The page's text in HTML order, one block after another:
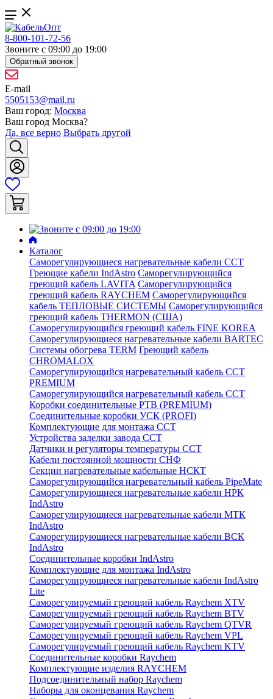
8-800-101-72-56
Звоните с 09:00 до 19:00
Обратный звонок
E-mail
5505153@mail.ru
Ваш город: Москва
Ваш город Москва?
Да, все верно Выбрать другой
Каталог
Саморегулирующиеся нагревательные кабели ССТ
Греющие кабели IndAstro Саморегулирующийся
греющий кабель LAVITA Саморегулирующийся
греющий кабель RAYCHEM Саморегулирующийся
кабель ТЕПЛОВЫЕ СИСТЕМЫ Саморегулирующийся
греющий кабель THERMON (США)
Саморегулирующийся греющий кабель FINE KOREA
Саморегулирующиеся нагревательные кабели BARTEC
Системы обогрева TERM Греющий кабель
CHROMALOX
Саморегулирующийся нагревательный кабель ССТ
PREMIUM
Саморегулирующийся нагревательный кабель ССТ
Коробки соединительные РТВ (PREMIUM)
Соединительные коробки УСК (PROFI)
Комплектующие для монтажа ССТ
Устройства заделки завода ССТ
Датчики и регуляторы температуры ССТ
Кабели постоянной мощности СНФ
Секции нагревательные кабельные НСКТ
Саморегулирующийся нагревательный кабель PipeMate
Саморегулирующиеся нагревательные кабели НРК
IndAstro
Саморегулирующиеся нагревательные кабели МТК
IndAstro
Саморегулирующиеся нагревательные кабели ВСК
IndAstro
Соединительные коробки IndAstro
Комплектующие для монтажа IndAstro
Саморегулирующиеся нагревательные кабели IndAstro
Lite
Саморегулируемый греющий кабель Raychem XTV
Саморегулируемый греющий кабель Raychem BTV
Саморегулируемый греющий кабель Raychem QTVR
Саморегулируемый греющий кабель Raychem VPL
Саморегулируемый греющий кабель Raychem KTV
Соединительные коробки Raychem
Комплектующие изделия RAYCHEM
Подсоединительный набор Raychem
Наборы для оконцевания Raychem